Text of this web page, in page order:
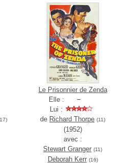
Le Prisonnier de Zenda
Elle :
Lui :
de Richard Thorpe (11)
(1952)
avec :
Stewart Granger (11)
Deborah Kerr (16)